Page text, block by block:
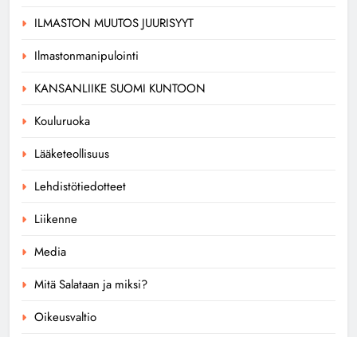
ILMASTON MUUTOS JUURISYYT
Ilmastonmanipulointi
KANSANLIIKE SUOMI KUNTOON
Kouluruoka
Lääketeollisuus
Lehdistötiedotteet
Liikenne
Media
Mitä Salataan ja miksi?
Oikeusvaltio